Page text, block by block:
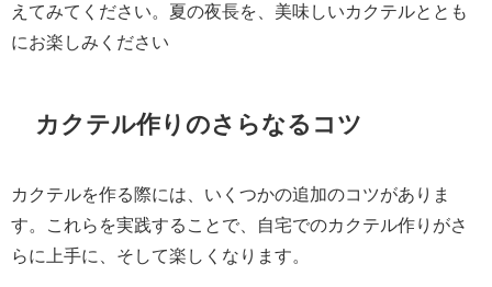
えてみてください。夏の夜長を、美味しいカクテルととも
にお楽しみください
カクテル作りのさらなるコツ
カクテルを作る際には、いくつかの追加のコツがありま
す。これらを実践することで、自宅でのカクテル作りがさ
らに上手に、そして楽しくなります。